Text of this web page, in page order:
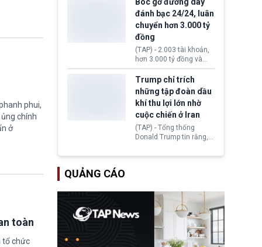
phui,
chính
ở
toàn
tổ chức
Một hành vi vi phạm giấy
tờ, xuất nhập cảnh trái
phép hay liên quan kiểm
soát công nghệ có thể
khiến công dân Trung
Quốc đối mặt lệnh cấm
xuất cảnh kéo dài tới 3
năm. Trong khi đó, người
nước ngoài sử dụng giấy
tờ giả có nguy cơ bị từ
chối nhập cảnh hoặc
cấm vào Trung Quốc tới
5 năm.
đánh bạc 24/24, luân
chuyển hơn 3.000 tỷ
đồng
(TAP) - 2.003 tài khoản,
hơn 3.000 tỷ đồng và
một đường dây đánh
bạc xuyên quốc gia vận
hành 24/24 giờ vừa bị
Công an TP. Hải Phòng
(Việt Nam) bóc gỡ.
Trump chỉ trích
những tập đoàn dầu
khí thu lợi lớn nhờ
cuộc chiến ở Iran
(TAP) - Tổng thống
Donald Trump tin rằng, 2
ExxonMobil và Chevron
Kỳ xảy ra xung đột ở
Iran. Trên cơ sở đó, lãnh
đạo Nhà Trắng kêu gọi
các doanh nghiệp cần
giảm giá bán cho người
tiêu dùng.
QUẢNG CÁO